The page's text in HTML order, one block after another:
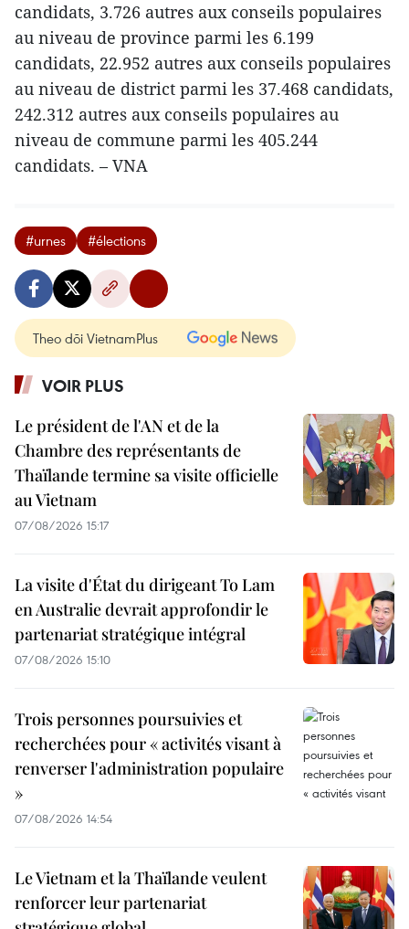
candidats, 3.726 autres aux conseils populaires
au niveau de province parmi les 6.199
candidats, 22.952 autres aux conseils populaires
au niveau de district parmi les 37.468 candidats,
242.312 autres aux conseils populaires au
niveau de commune parmi les 405.244
candidats. – VNA
#urnes #élections
Theo dõi VietnamPlus
VOIR PLUS
Le président de l'AN et de la
Chambre des représentants de
Thaïlande termine sa visite officielle
au Vietnam
07/08/2026 15:17
La visite d'État du dirigeant To Lam
en Australie devrait approfondir le
partenariat stratégique intégral
07/08/2026 15:10
Trois personnes poursuivies et
recherchées pour « activités visant à
renverser l'administration populaire
»
07/08/2026 14:54
Le Vietnam et la Thaïlande veulent
renforcer leur partenariat